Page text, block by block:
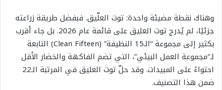
وهناك نقطة مضيئة واحدة: توت العلّيق. فبفضل طريقة زراعته
جزئيًا، لم يُدرج توت العليق على قائمة عام 2026. بل جاء أقرب
بكثير إلى مجموعة “الـ15 النظيفة” (Clean Fifteen) التابعة
لـ”مجموعة العمل البيئي”، التي تضم الفاكهة والخضار الأقل
احتواءً على المبيدات. وقد حلّ توت العليق في المرتبة الـ22
ضمن هذا التصنيف.